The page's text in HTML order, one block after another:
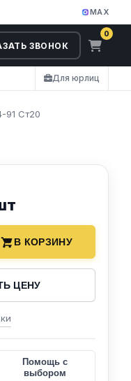
MAX
ЗВОНОК
0
Для юрлиц
91 Ст20
В КОРЗИНУ
ЦЕНУ
Помощь с
выбором